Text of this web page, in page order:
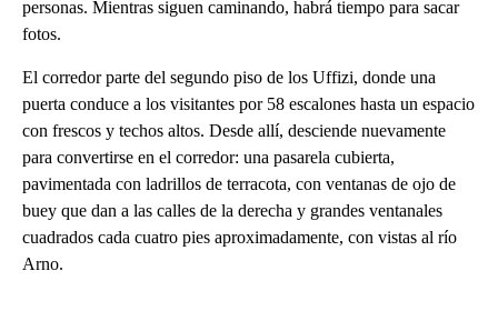
personas. Mientras siguen caminando, habrá tiempo para sacar
fotos.
El corredor parte del segundo piso de los Uffizi, donde una
puerta conduce a los visitantes por 58 escalones hasta un espacio
con frescos y techos altos. Desde allí, desciende nuevamente
para convertirse en el corredor: una pasarela cubierta,
pavimentada con ladrillos de terracota, con ventanas de ojo de
buey que dan a las calles de la derecha y grandes ventanales
cuadrados cada cuatro pies aproximadamente, con vistas al río
Arno.